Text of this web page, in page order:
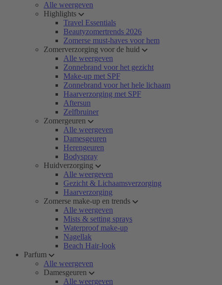
Alle weergeven
Highlights
Travel Essentials
Beautyzomertrends 2026
Zomerse must-haves voor hem
Zomerverzorging voor de huid
Alle weergeven
Zonnebrand voor het gezicht
Make-up met SPF
Zonnebrand voor het hele lichaam
Haarverzorging met SPF
Aftersun
Zelfbruiner
Zomergeuren
Alle weergeven
Damesgeuren
Herengeuren
Bodyspray
Huidverzorging
Alle weergeven
Gezicht & Lichaamsverzorging
Haarverzorging
Zomerse make-up en trends
Alle weergeven
Mists & setting sprays
Waterproof make-up
Nagellak
Beach Hair-look
Parfum
Alle weergeven
Damesgeuren
Alle weergeven